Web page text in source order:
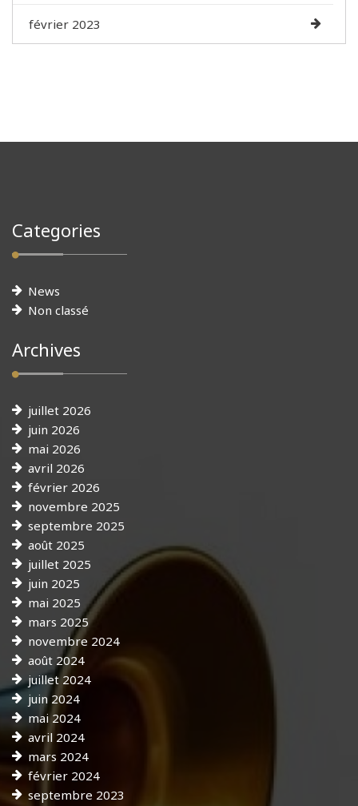
février 2023
Categories
News
Non classé
Archives
juillet 2026
juin 2026
mai 2026
avril 2026
février 2026
novembre 2025
septembre 2025
août 2025
juillet 2025
juin 2025
mai 2025
mars 2025
novembre 2024
août 2024
juillet 2024
juin 2024
mai 2024
avril 2024
mars 2024
février 2024
septembre 2023